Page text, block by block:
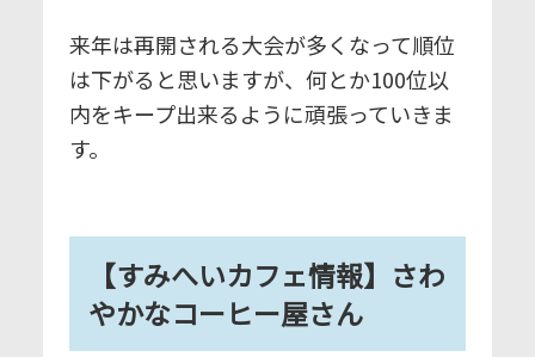
来年は再開される大会が多くなって順位
は下がると思いますが、何とか100位以
内をキープ出来るように頑張っていきま
す。
【すみへいカフェ情報】 さわ
やかなコーヒー屋さん